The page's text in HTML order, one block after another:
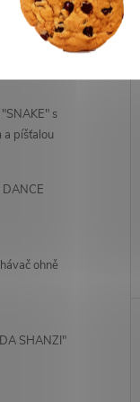
s
a píšťalou
ohně
SHANZI"